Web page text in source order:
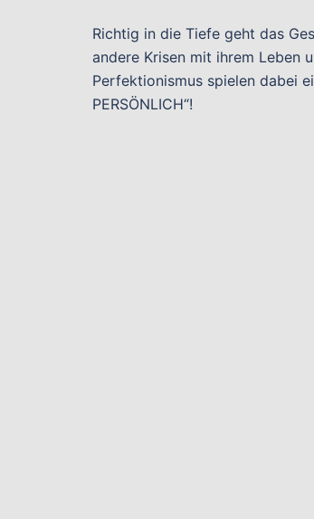
Richtig in die Tiefe geht das
andere Krisen mit ihrem Leben
Perfektionismus spielen dabei
PERSÖNLICH“!